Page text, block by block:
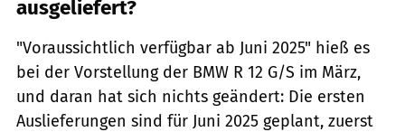
ausgeliefert?
"Voraussichtlich verfügbar ab Juni 2025" hieß es
bei der Vorstellung der BMW R 12 G/S im März,
und daran hat sich nichts geändert: Die ersten
Auslieferungen sind für Juni 2025 geplant, zuerst